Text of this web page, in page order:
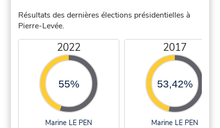
Résultats des dernières élections présidentielles à
Pierre-Levée.
2022
55%
Marine LE PEN
2017
53,42%
Marine LE PEN